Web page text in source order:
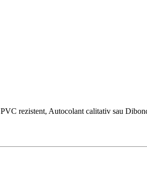
rezistent, Autocolant calitativ sau